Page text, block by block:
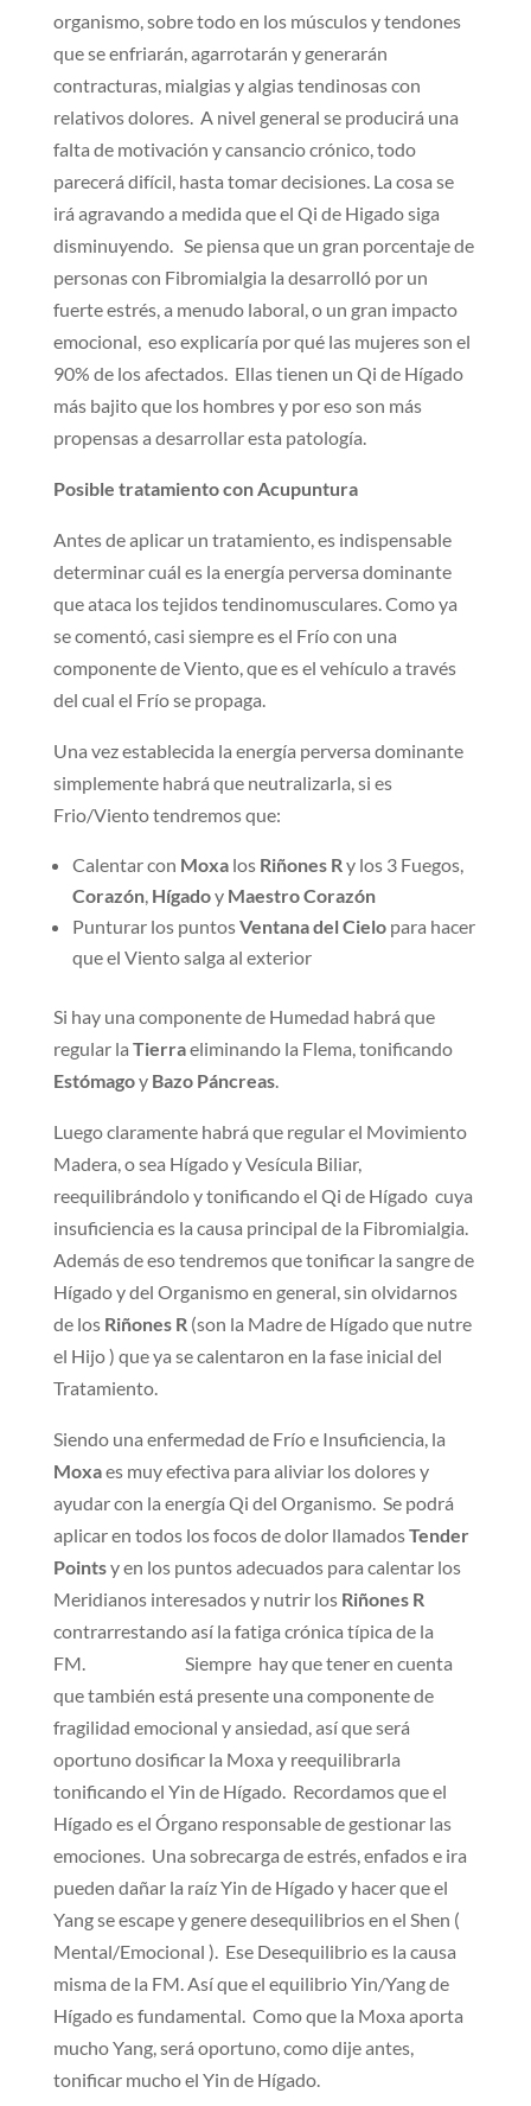
organismo, sobre todo en los músculos y tendones
que se enfriarán, agarrotarán y generarán
contracturas, mialgias y algias tendinosas con
relativos dolores. A nivel general se producirá una
falta de motivación y cansancio crónico, todo
parecerá difícil, hasta tomar decisiones. La cosa se
irá agravando a medida que el Qi de Higado siga
disminuyendo. Se piensa que un gran porcentaje de
personas con Fibromialgia la desarrolló por un
fuerte estrés, a menudo laboral, o un gran impacto
emocional, eso explicaría por qué las mujeres son el
90% de los afectados. Ellas tienen un Qi de Hígado
más bajito que los hombres y por eso son más
propensas a desarrollar esta patología.
Posible tratamiento con Acupuntura
Antes de aplicar un tratamiento, es indispensable
determinar cuál es la energía perversa dominante
que ataca los tejidos tendinomusculares. Como ya
se comentó, casi siempre es el Frío con una
componente de Viento, que es el vehículo a través
del cual el Frío se propaga.
Una vez establecida la energía perversa dominante
simplemente habrá que neutralizarla, si es
Frio/Viento tendremos que:
Calentar con Moxalos Riñones Ry los 3 Fuegos,
Corazón, Hígadoy MaestroCorazón
Punturar los puntosVentanadelCielopara hacer
que el Viento salga al exterior
Si hay una componente de Humedad habrá que
regular la Tierraeliminando la Flema, tonificando
Estómagoy Bazo Páncreas.
Luego claramente habrá que regular el Movimiento
Madera, o sea Hígado y Vesícula Biliar,
reequilibrándolo y tonificando el Qi de Hígado cuya
insuficiencia es la causa principal de la Fibromialgia.
Además de eso tendremos que tonificar la sangre de
Hígado y del Organismo en general, sin olvidarnos
de los Riñones R(son la Madre de Hígado que nutre
el Hijo ) que ya se calentaron en la fase inicial del
Tratamiento.
Siendo una enfermedad de Frío e Insuficiencia, la
Moxaes muy efectiva para aliviar los dolores y
ayudar con la energía Qi del Organismo. Se podrá
aplicar en todos los focos de dolor llamadosTender
Pointsy en los puntos adecuados para calentar los
Meridianos interesados y nutrir los Riñones R
contrarrestando así la fatiga crónica típica de la
FM. Siempre hay que tener en cuenta
que también está presente una componente de
fragilidad emocional y ansiedad, así que será
oportuno dosificar la Moxa y reequilibrarla
tonificando el Yin de Hígado. Recordamos que el
Hígado es el Órgano responsable de gestionar las
emociones. Una sobrecarga de estrés, enfados e ira
pueden dañar la raíz Yin de Hígado y hacer que el
Yang se escape y genere desequilibrios en el Shen (
Mental/Emocional ). Ese Desequilibrio es la causa
misma de la FM. Así que el equilibrio Yin/Yang de
Hígado es fundamental. Como que la Moxa aporta
mucho Yang, será oportuno, como dije antes,
tonificar mucho el Yin de Hígado.